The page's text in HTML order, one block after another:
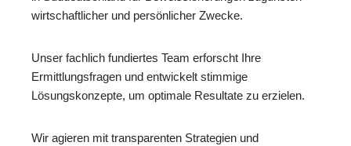
wirtschaftlicher und persönlicher Zwecke.
Unser fachlich fundiertes Team erforscht Ihre
Ermittlungsfragen und entwickelt stimmige
Lösungskonzepte, um optimale Resultate zu erzielen.
Wir agieren mit transparenten Strategien und